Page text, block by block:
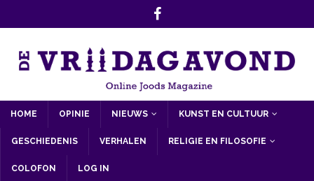
HOME OPINIE NIEUWS KUNST EN CULTUUR
GESCHIEDENIS VERHALEN RELIGIE EN FILOSOFIE
COLOFON LOG IN